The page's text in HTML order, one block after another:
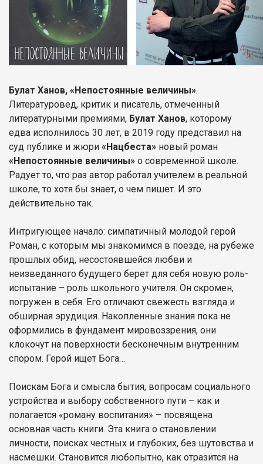
Булат Ханов, «Непостоянные величины».
Литературовед, критик и писатель, отмеченный
литературными премиями, Булат Ханов, которому
едва исполнилось 30 лет, в 2019 году представил на
суд публике и жюри «Нацбеста» новый роман
«Непостоянные величины» о современной школе.
Радует то, что раз автор работал учителем в реальной
школе, то хотя бы знает, о чем пишет. И это
действительно так.
Интригующее начало: симпатичный молодой герой
Роман, с которым мы знакомимся в поезде, на рубеже
прошлых обид, несостоявшейся любви и
неизведанного будущего берет для себя новую роль-
испытание – роль школьного учителя. Он скромен,
погружен в себя. Его отличают свежесть взгляда и
обширная эрудиция. Накопленные знания пока не
оформились в фундамент мировоззрения, они
клокочут на поверхности бесконечным внутренним
спором. Герой ищет Бога…
Поискам Бога и смысла бытия, вопросам социального
устройства и выбору собственного пути – как и
полагается «роману воспитания» – посвящена
основная часть книги. Эта книга о становлении
личности, поисках честных и глубоких, без шутовства и
насмешки. Становится любопытно, как отразится на